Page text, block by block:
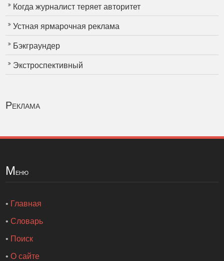
Когда журналист теряет авторитет
Устная ярмарочная реклама
Бэкграундер
Экстроспективный
Реклама
Меню
• Главная
•Словарь
• Поиск
•О сайте